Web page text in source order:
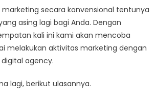
Banyak
Dipilih
marketing secara konvensional tentunya
asing lagi bagi Anda. Dengan
kali ini kami akan mencoba
melakukan aktivitas marketing dengan
agency.
lagi, berikut ulasannya.